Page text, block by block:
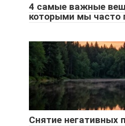
4 самые важные
которыми мы часто
Снятие негативных